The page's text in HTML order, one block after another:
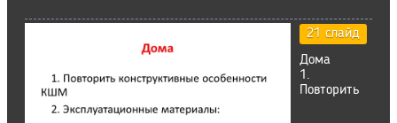
21 слайд
Дома
1.
Повторить